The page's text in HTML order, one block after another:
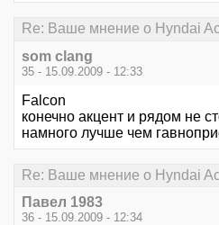
Re: Ваше мнение о Hyndai
som clang
35 - 15.09.2009 - 12:33
Falcon
конечно акцент и рядом не
намного лучше чем
Re: Ваше мнение о Hyndai
Павел 1983
36 - 15.09.2009 - 12:34